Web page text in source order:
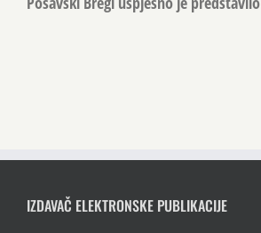
IZDAVAČ ELEKTRONSKE PUBLIKACIJE